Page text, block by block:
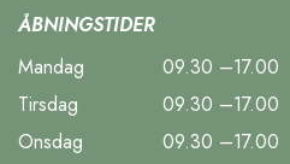
ÅBNINGSTIDER
Mandag
09.30 –17.00
Tirsdag
09.30 –17.00
Onsdag
09.30 –17.00